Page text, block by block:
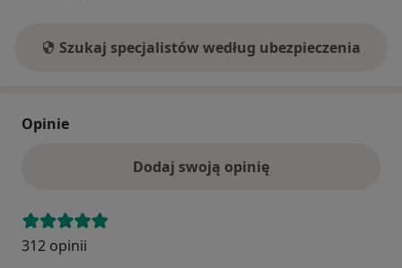
Szukaj specjalistów według ubezpieczenia
Opinie
Dodaj swoją opinię
312 opinii